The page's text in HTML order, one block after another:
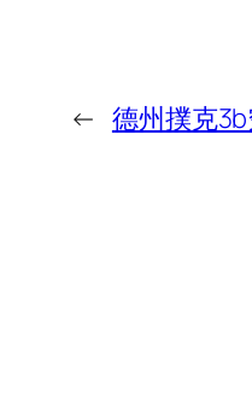
← 德州撲克